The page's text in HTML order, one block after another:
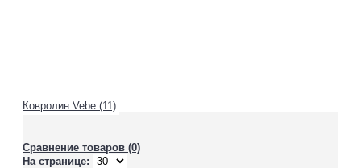
Ковролин Vebe (11)
Сравнение товаров (0)
На странице: